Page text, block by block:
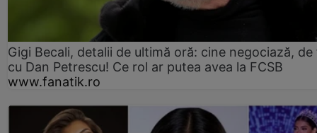
Gigi Becali, detalii de ultimă oră: cine negociază,
cu Dan Petrescu! Ce rol ar putea avea la FCSB
www.fanatik.ro